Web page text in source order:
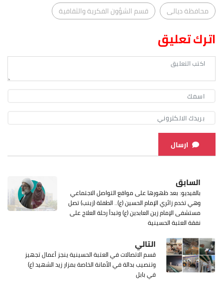
محافظة ديالى
قسم الشؤون الفكرية والثقافية
اترك تعليق
ارسال
السابق
بالفيديو: بعد ظهورها على مواقع التواصل الاجتماعي
وهي تخدم زائري الإمام الحسين (ع).. الطفلة (زينب) تصل
مستشفى الإمام زين العابدين (ع) وتبدأ رحلة العلاج على
نفقة العتبة الحسينية
التالي
قسم الاتصالات في العتبة الحسينية ينجز أعمال تجهيز
وتنصيب بدالة في الأمانة الخاصة بمزار زيد الشهيد (ع)
في بابل